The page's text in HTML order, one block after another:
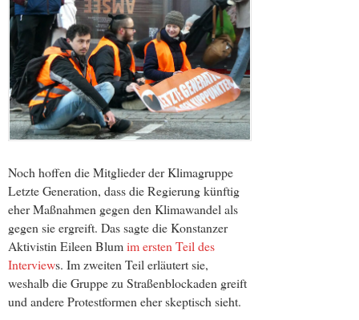
Noch hoffen die Mitglieder der Klimagruppe
Letzte Generation, dass die Regierung künftig
eher Maßnahmen gegen den Klimawandel als
gegen sie ergreift. Das sagte die Konstanzer
Aktivistin Eileen Blumim ersten Teil des
Interviews. Im zweiten Teil erläutert sie,
weshalb die Gruppe zu Straßenblockaden greift
und andere Protestformen eher skeptisch sieht.